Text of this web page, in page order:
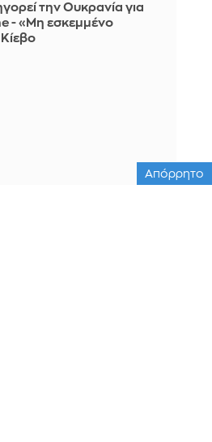
την Ουκρανία για
- «Μη εσκεμμένο
Απόρρητο